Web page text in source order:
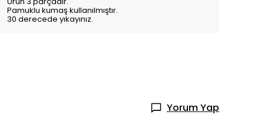
Pamuklu kumaş kullanılmıştır.
30 derecede yıkayınız.
Yorum Yap